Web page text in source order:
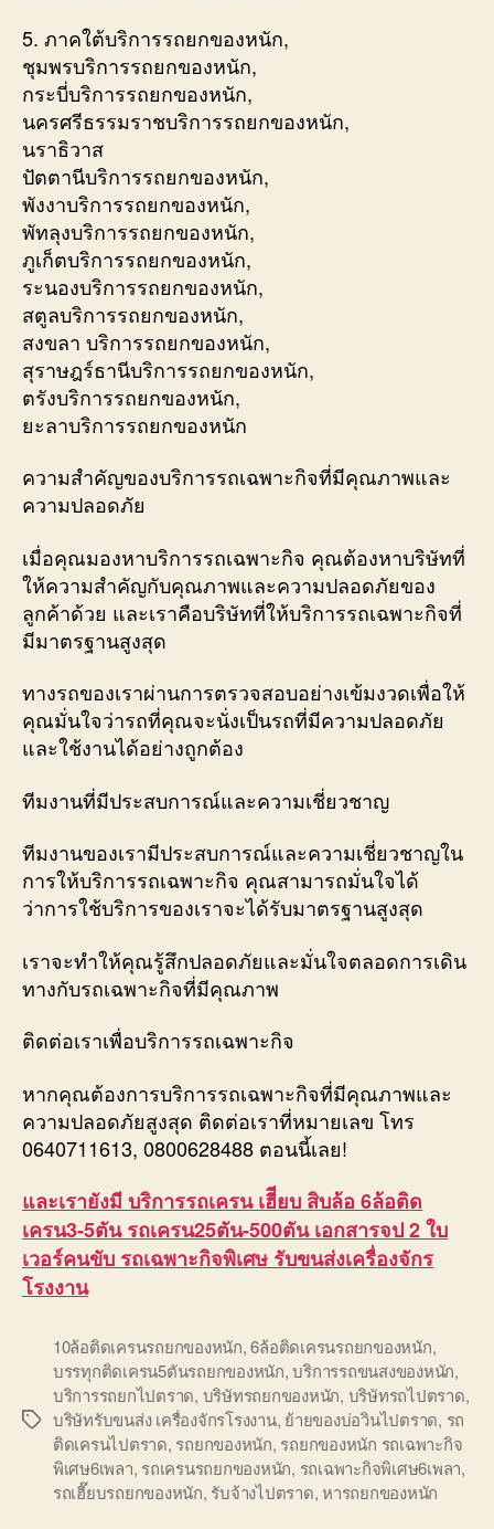
5. ภาคใต้บริการรถยกของหนัก,
ชุมพรบริการรถยกของหนัก,
กระบี่บริการรถยกของหนัก,
นครศรีธรรมราชบริการรถยกของหนัก,
นราธิวาส
ปัตตานีบริการรถยกของหนัก,
พังงาบริการรถยกของหนัก,
พัทลุงบริการรถยกของหนัก,
ภูเก็ตบริการรถยกของหนัก,
ระนองบริการรถยกของหนัก,
สตูลบริการรถยกของหนัก,
สงขลา บริการรถยกของหนัก,
สุราษฎร์ธานีบริการรถยกของหนัก,
ตรังบริการรถยกของหนัก,
ยะลาบริการรถยกของหนัก
ความสำคัญของบริการรถเฉพาะกิจที่มีคุณภาพและ
ความปลอดภัย
เมื่อคุณมองหาบริการรถเฉพาะกิจ คุณต้องหาบริษัทที่
ให้ความสำคัญกับคุณภาพและความปลอดภัยของ
ลูกค้าด้วย และเราคือบริษัทที่ให้บริการรถเฉพาะกิจที่
มีมาตรฐานสูงสุด
ทางรถของเราผ่านการตรวจสอบอย่างเข้มงวดเพื่อให้
คุณมั่นใจว่ารถที่คุณจะนั่งเป็นรถที่มีความปลอดภัย
และใช้งานได้อย่างถูกต้อง
ทีมงานที่มีประสบการณ์และความเชี่ยวชาญ
ทีมงานของเรามีประสบการณ์และความเชี่ยวชาญใน
การให้บริการรถเฉพาะกิจ คุณสามารถมั่นใจได้
ว่าการใช้บริการของเราจะได้รับมาตรฐานสูงสุด
เราจะทำให้คุณรู้สึกปลอดภัยและมั่นใจตลอดการเดิน
ทางกับรถเฉพาะกิจที่มีคุณภาพ
ติดต่อเราเพื่อบริการรถเฉพาะกิจ
หากคุณต้องการบริการรถเฉพาะกิจที่มีคุณภาพและ
ความปลอดภัยสูงสุด ติดต่อเราที่หมายเลข โทร
0640711613, 0800628488 ตอนนี้เลย!
และเรายังมี บริการรถเครน เฮีียบ สิบล้อ 6ล้อติด
เครน3-5ตัน รถเครน25ตัน-500ตัน เอกสารจป 2 ใบ
เวอร์คนขับ รถเฉพาะกิจพิเศษ รับขนส่งเครื่องจักร
โรงงาน
Tags
10ล้อติดเครนรถยกของหนัก,6ล้อติดเครนรถยกของหนัก,
บรรทุกติดเครน5ตันรถยกของหนัก,บริการรถขนสงของหนัก,
บริการรถยกไปตราด, บริษัทรถยกของหนัก, บริษัทรถไปตราด,
บริษัทรับขนส่ง เครื่องจักรโรงงาน, ย้ายของบ่อวินไปตราด, รถ
ติดเครนไปตราด, รถยกของหนัก, รถยกของหนัก รถเฉพาะกิจ
พิเศษ6เพลา, รถเครนรถยกของหนัก, รถเฉพาะกิจพิเศษ6เพลา,
รถเฮี๊ยบรถยกของหนัก, รับจ้างไปตราด,หารถยกของหนัก